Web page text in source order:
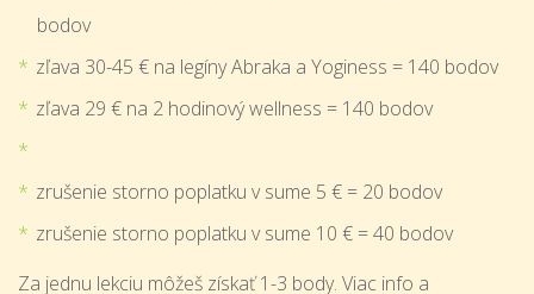
bodov
zľava 30-45 € na legíny Abraka a Yoginess = 140 bodov
zľava 29 € na 2 hodinový wellness = 140 bodov
zrušenie storno poplatku v sume 5 € = 20 bodov
zrušenie storno poplatku v sume 10 € = 40 bodov
Za jednu lekciu môžeš získať 1-3 body. Viac info a